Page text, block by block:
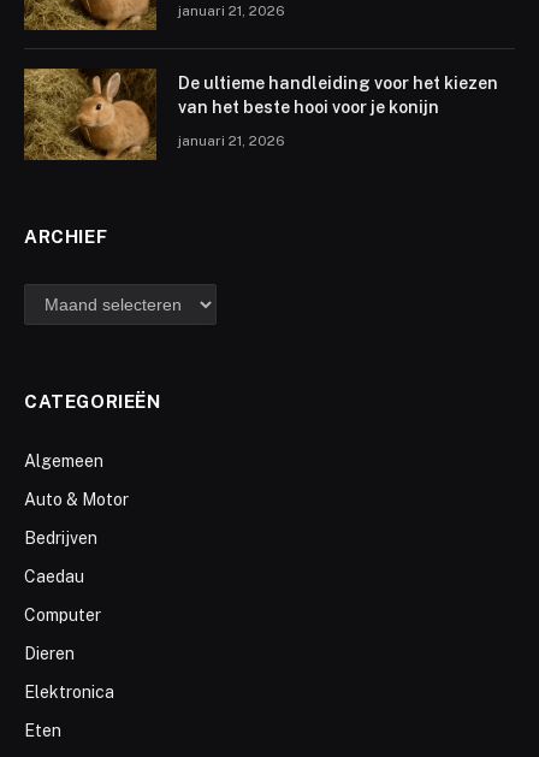
januari 21, 2026
De ultieme handleiding voor het kiezen
van het beste hooi voor je konijn
januari 21, 2026
ARCHIEF
archief
CATEGORIEËN
Algemeen
Auto & Motor
Bedrijven
Caedau
Computer
Dieren
Elektronica
Eten